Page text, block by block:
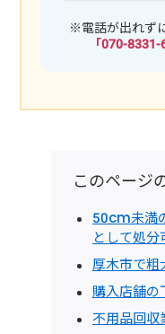
※電話が出れず
「070-8331-
このページ
50cm未満
として処分
厚木市で粗
購入店舗の
不用品回収